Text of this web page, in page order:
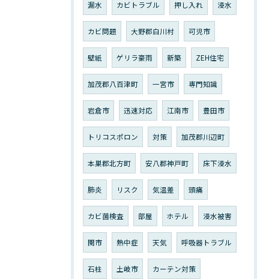
漏水 カビトラブル 押し入れ 浸水
カビ問題 大野郡白川村 可児市
壁紙 ゲリラ豪雨 新築 ZEH住宅
加茂郡八百津町 一宮市 専門知識
岩倉市 迅速対応 江南市 豊田市
トリコスポロン 対策 加茂郡川辺町
本巣郡北方町 安八郡神戸町 床下浸水
肺炎 リスク 気温差 頭痛
カビ菌検査 部屋 ホテル 浸水被害
関市 熱中症 天気 呼吸器トラブル
石柱 土岐市 カーテン対策